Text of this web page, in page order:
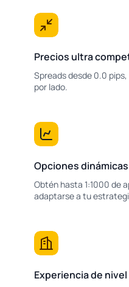
Precios ultra
Spreads desde 0.0
por lado.
Opciones
Obtén hasta 1:1000 de
adaptarse a tu
Experiencia de